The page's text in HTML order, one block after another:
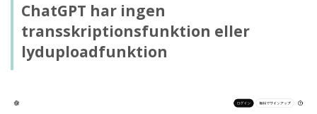
ChatGPT har ingen
transskriptionsfunktion eller
lyduploadfunktion